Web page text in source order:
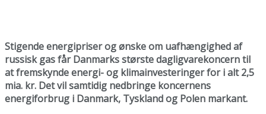
Stigende energipriser og ønske om uafhængighed af
russisk gas får Danmarks største dagligvarekoncern til
at fremskynde energi- og klimainvesteringer for i alt 2,5
mia. kr. Det vil samtidig nedbringe koncernens
energiforbrug i Danmark, Tyskland og Polen markant.